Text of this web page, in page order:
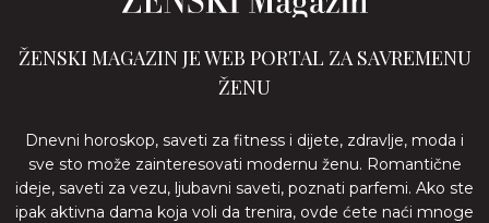
ŽENSKI MAGAZIN JE WEB PORTAL ZA SAVREMENU
ŽENU
Dnevni horoskop, saveti za fitness i dijete, zdravlje, moda i
sve sto može zainteresovati modernu ženu. Romantične
ideje, saveti za vezu, ljubavni saveti, poznati parfemi. Ako ste
ipak aktivna dama koja voli da trenira, ovde ćete naći mnoge